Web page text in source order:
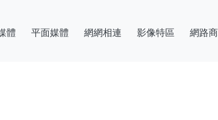
體 平面媒體 網網相連 影像特區 網路